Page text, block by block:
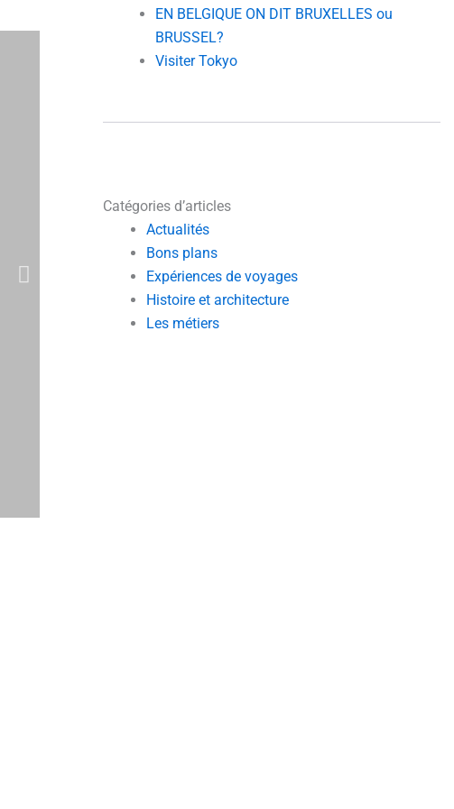
EN BELGIQUE ON DIT BRUXELLES ou
BRUSSEL?
Visiter Tokyo
Catégories d’articles
Actualités
Bons plans
Expériences de voyages
Histoire et architecture
Les métiers